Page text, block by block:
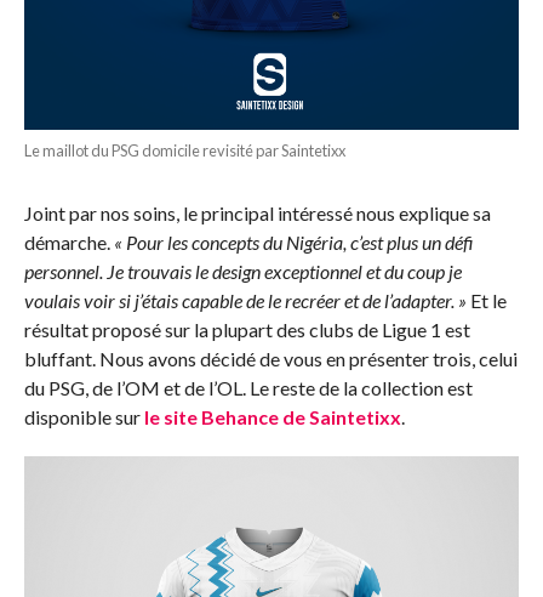
Le maillot du PSG domicile revisité par Saintetixx
Joint par nos soins, le principal intéressé nous explique sa
démarche. « Pour les concepts du Nigéria, c’est plus un défi
personnel. Je trouvais le design exceptionnel et du coup je
voulais voir si j’étais capable de le recréer et de l’adapter. » Et le
résultat proposé sur la plupart des clubs de Ligue 1 est
bluffant. Nous avons décidé de vous en présenter trois, celui
du PSG, de l’OM et de l’OL. Le reste de la collection est
disponible sur le site Behance de Saintetixx.